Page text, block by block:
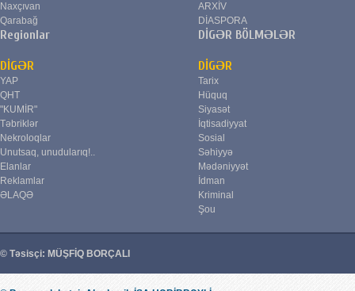
Naxçıvan
Qarabağ
Regionlar
ARXİV
DİASPORA
DİGƏR BÖLMƏLƏR
DİGƏR
YAP
QHT
"KUMİR"
Təbriklər
Nekroloqlar
Unutsaq, unudularıq!..
Elanlar
Reklamlar
ƏLAQƏ
DİGƏR
Tarix
Hüquq
Siyasət
İqtisadiyyat
Sosial
Səhiyyə
Mədəniyyət
İdman
Kriminal
Şou
© Təsisçi: MÜŞFİQ BORÇALI